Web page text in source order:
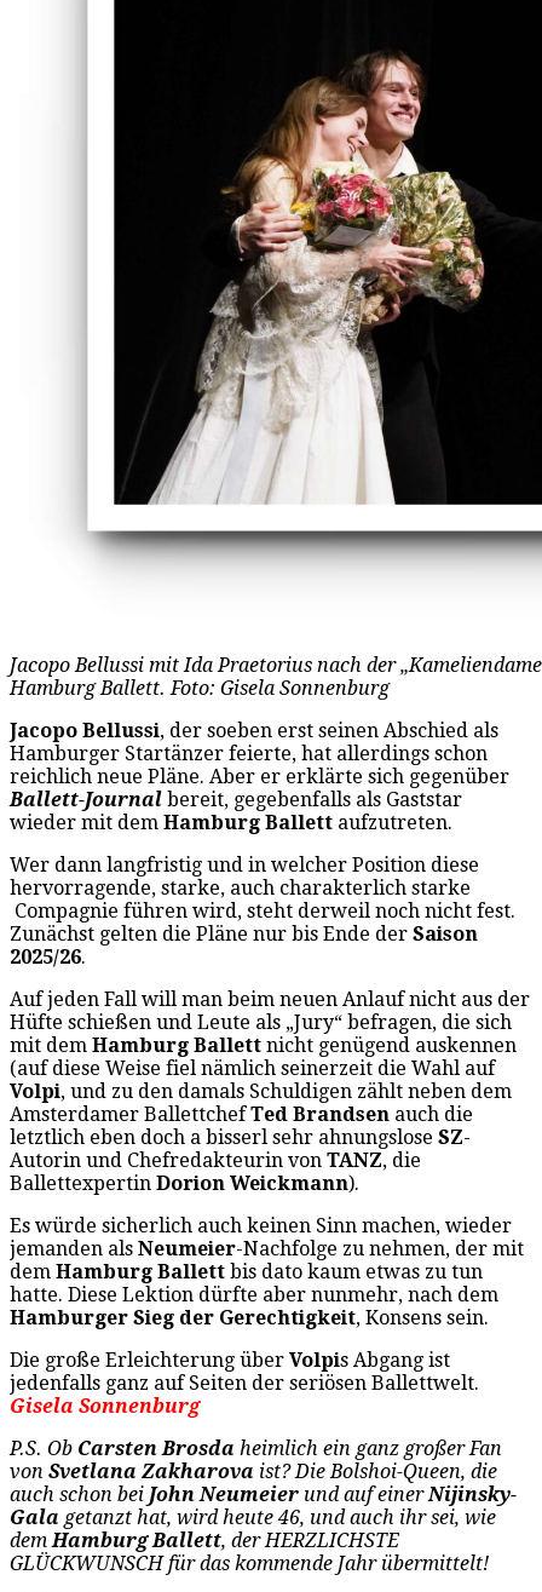
Jacopo Bellussi mit Ida Praetorius nach der
Hamburg Ballett. Foto: Gisela Sonnenburg
Jacopo Bellussi, der soeben erst seinen Abschied als
Hamburger Startänzer feierte, hat allerdings schon
reichlich neue Pläne. Aber er erklärte sich gegenüber
Ballett-Journal bereit, gegebenfalls als Gaststar
wieder mit dem Hamburg Ballett aufzutreten.
Wer dann langfristig und in welcher Position diese
hervorragende, starke, auch charakterlich starke
Compagnie führen wird, steht derweil noch nicht fest.
Zunächst gelten die Pläne nur bis Ende der Saison
2025/26.
Auf jeden Fall will man beim neuen Anlauf nicht aus der
Hüfte schießen und Leute als „Jury“ befragen, die sich
mit dem Hamburg Ballett nicht genügend auskennen
(auf diese Weise fiel nämlich seinerzeit die Wahl auf
Volpi, und zu den damals Schuldigen zählt neben dem
Amsterdamer BallettchefTed Brandsen auch die
letztlich eben doch a bisserl sehr ahnungslose SZ-
Autorin und Chefredakteurin von TANZ, die
Ballettexpertin Dorion Weickmann).
Es würde sicherlich auch keinen Sinn machen, wieder
jemanden als Neumeier-Nachfolge zu nehmen, der mit
dem Hamburg Ballett bis dato kaum etwas zu tun
hatte. Diese Lektion dürfte aber nunmehr, nach dem
Hamburger Sieg der Gerechtigkeit, Konsens sein.
Die große Erleichterung über Volpis Abgang ist
jedenfalls ganz auf Seiten der seriösen Ballettwelt.
Gisela Sonnenburg
P.S. Ob Carsten Brosda heimlich ein ganz großer Fan
von Svetlana Zakharova ist? Die Bolshoi-Queen, die
auch schon bei John Neumeier und auf einerNijinsky-
Gala getanzt hat, wird heute 46, und auch ihr sei, wie
demHamburg Ballett, der HERZLICHSTE
GLÜCKWUNSCH für das kommende Jahr übermittelt!